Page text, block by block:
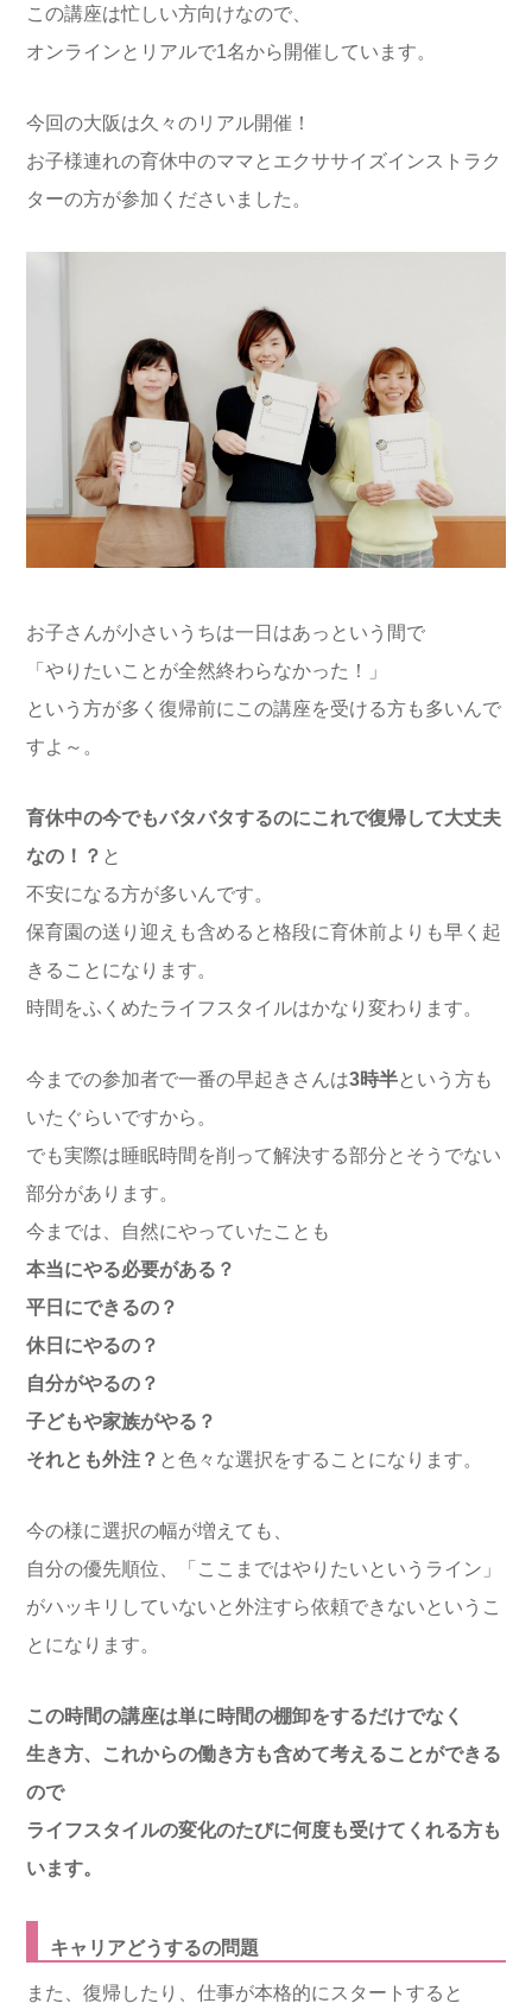
この講座は忙しい方向けなので、
オンラインとリアルで1名から開催しています。
今回の大阪は久々のリアル開催！
お子様連れの育休中のママとエクササイズインストラク
ターの方が参加くださいました。
お子さんが小さいうちは一日はあっという間で
「やりたいことが全然終わらなかった！」
という方が多く復帰前にこの講座を受ける方も多いんで
すよ～。
育休中の今でもバタバタするのにこれで復帰して大丈夫
なの！？ と
不安になる方が多いんです。
保育園の送り迎えも含めると格段に育休前よりも早く起
きることになります。
時間をふくめたライフスタイルはかなり変わります。
今までの参加者で一番の早起きさんは3時半という方も
いたぐらいですから。
でも実際は睡眠時間を削って解決する部分とそうでない
部分があります。
今までは、自然にやっていたことも
本当にやる必要がある？
平日にできるの？
休日にやるの？
自分がやるの？
子どもや家族がやる？
それとも外注？ と色々な選択をすることになります。
今の様に選択の幅が増えても、
自分の優先順位、「ここまではやりたいというライン」
がハッキリしていないと外注すら依頼できないというこ
とになります。
この時間の講座は単に時間の棚卸をするだけでなく
生き方、これからの働き方も含めて考えることができる
ので
ライフスタイルの変化のたびに何度も受けてくれる方も
います。
キャリアどうするの問題
また、復帰したり、仕事が本格的にスタートすると